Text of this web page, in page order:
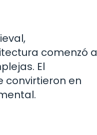
comenzó a
El
convirtieron en